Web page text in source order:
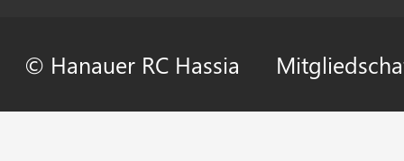
© Hanauer RC Hassia